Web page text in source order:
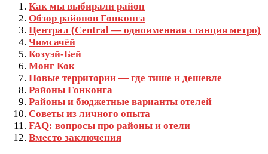
Как мы выбирали район
Обзор районов Гонконга
Централ (Central — одноименная станция метро)
Чимсачёй
Козуэй-Бей
Монг Кок
Новые территории — где тише и дешевле
Районы Гонконга
Районы и бюджетные варианты отелей
Советы из личного опыта
FAQ: вопросы про районы и отели
Вместо заключения